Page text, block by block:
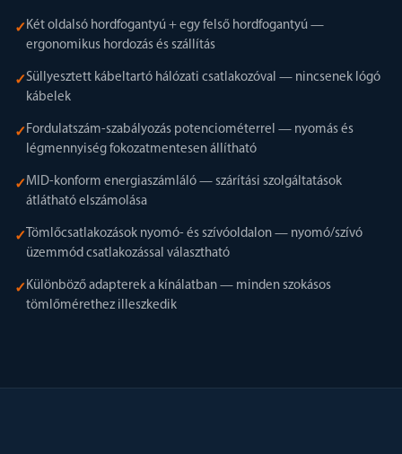
✓ Két oldalsó hordfogantyú + egy felső hordfogantyú —
ergonomikus hordozás és szállítás
✓ Süllyesztett kábeltartó hálózati csatlakozóval — nincsenek lógó
kábelek
✓ Fordulatszám-szabályozás potenciométerrel — nyomás és
légmennyiség fokozatmentesen állítható
✓ MID-konform energiaszámláló — szárítási szolgáltatások
átlátható elszámolása
✓ Tömlőcsatlakozások nyomó- és szívóoldalon — nyomó/szívó
üzemmód csatlakozással választható
✓ Különböző adapterek a kínálatban — minden szokásos
tömlőmérethez illeszkedik